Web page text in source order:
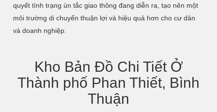
quyết tình trạng ùn tắc giao thông đang diễn ra, tạo nên một
môi trường di chuyển thuận lợi và hiệu quả hơn cho cư dân
và doanh nghiệp.
Kho Bản Đồ Chi Tiết Ở
Thành phố Phan Thiết, Bình
Thuận